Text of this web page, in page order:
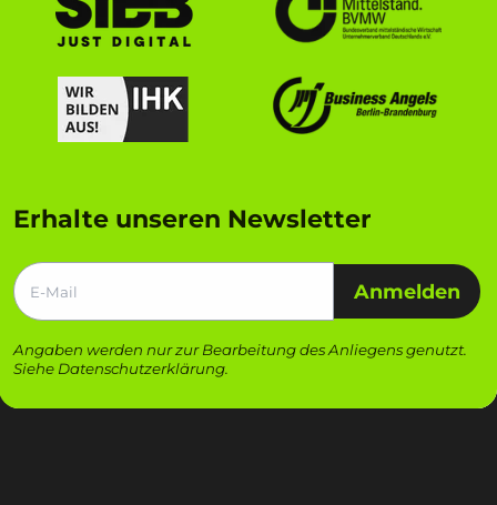
Erhalte unseren Newsletter
Anmelden
Angaben werden nur zur Bearbeitung des Anliegens genutzt.
Siehe Datenschutzerklärung.